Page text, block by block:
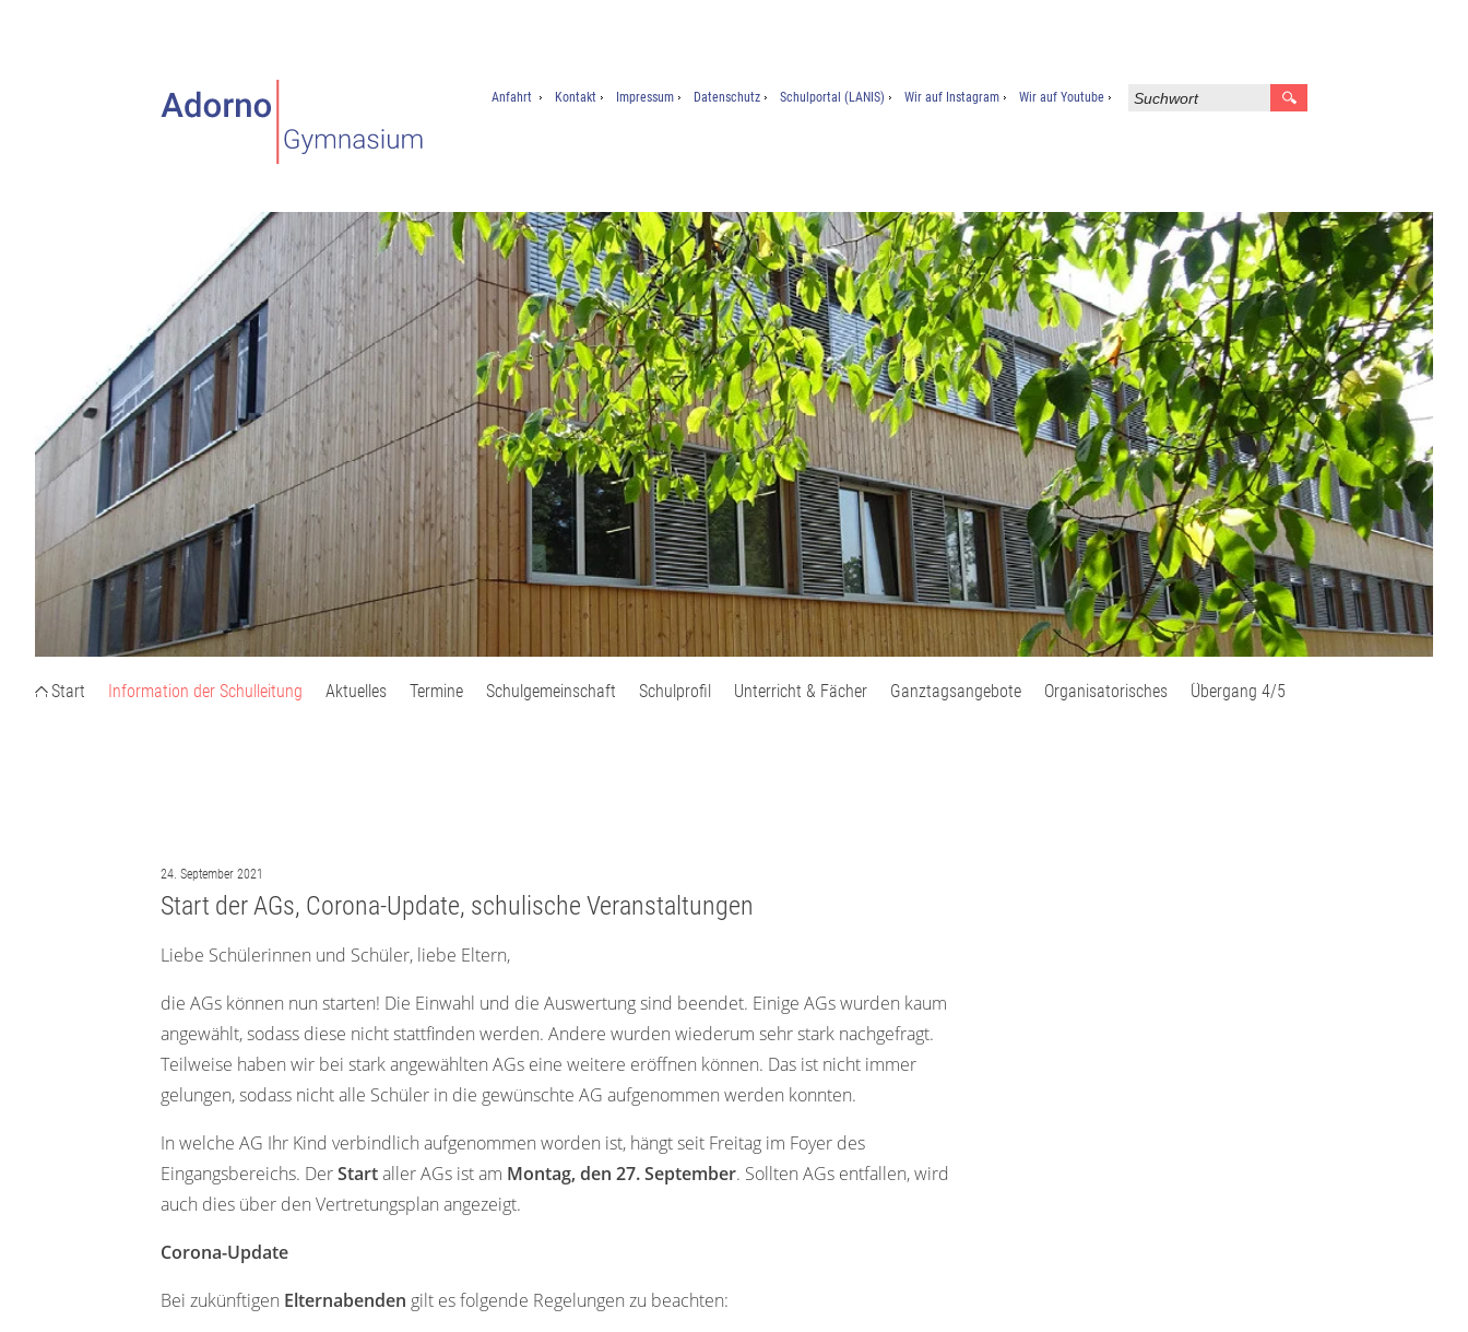
Anfahrt Kontakt Impressum Datenschutz Schulportal (LANIS) Wir auf Instagram Wir auf Youtube
Start Information der Schulleitung Aktuelles Termine Schulgemeinschaft Schulprofil Unterricht & Fächer Ganztagsangebote Organisatorisches Übergang 4/5
24. September 2021
Start der AGs, Corona-Update, schulische Veranstaltungen
Liebe Schülerinnen und Schüler, liebe Eltern,
die AGs können nun starten! Die Einwahl und die Auswertung sind beendet. Einige AGs wurden kaum
angewählt, sodass diese nicht stattfinden werden. Andere wurden wiederum sehr stark nachgefragt.
Teilweise haben wir bei stark angewählten AGs eine weitere eröffnen können. Das ist nicht immer
gelungen, sodass nicht alle Schüler in die gewünschte AG aufgenommen werden konnten.
In welche AG Ihr Kind verbindlich aufgenommen worden ist, hängt seit Freitag im Foyer des
Eingangsbereichs. DerStartaller AGs ist am Montag, den 27. September. Sollten AGs entfallen, wird
auch dies über den Vertretungsplan angezeigt.
Corona-Update
Bei zukünftigen Elternabenden gilt es folgende Regelungen zu beachten: